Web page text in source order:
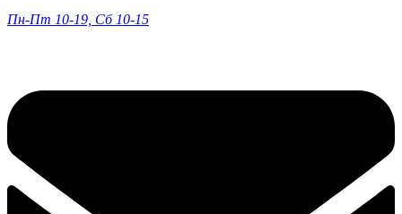
Пн-Пт 10-19, Сб 10-15